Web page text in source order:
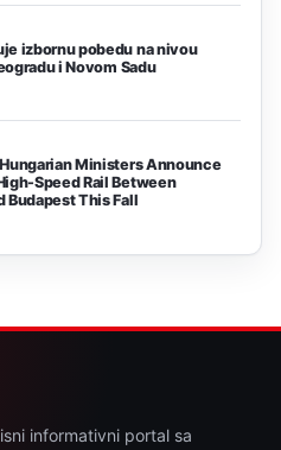
izbornu pobedu na nivou
i Novom Sadu
Ministers Announce
Speed Rail Between
Budapest This Fall
informativni portal sa